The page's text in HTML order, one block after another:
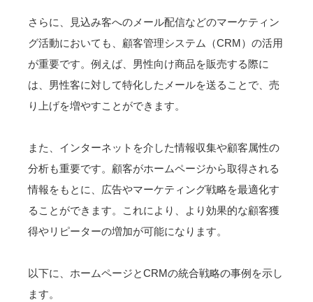
さらに、見込み客へのメール配信などのマーケティン
グ活動においても、顧客管理システム（CRM）の活用
が重要です。例えば、男性向け商品を販売する際に
は、男性客に対して特化したメールを送ることで、売
り上げを増やすことができます。
また、インターネットを介した情報収集や顧客属性の
分析も重要です。顧客がホームページから取得される
情報をもとに、広告やマーケティング戦略を最適化す
ることができます。これにより、より効果的な顧客獲
得やリピーターの増加が可能になります。
以下に、ホームページとCRMの統合戦略の事例を示し
ます。